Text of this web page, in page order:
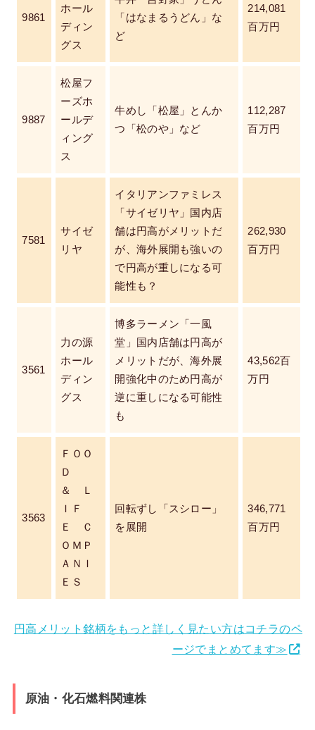
9861
ホール
ディン
グス
「はなまるうどん」な
ど
214,081
百万円
9887
松屋フ
ーズホ
ールデ
ィング
ス
牛めし「松屋」とんか
つ「松のや」など
112,287
百万円
7581
サイゼ
リヤ
イタリアンファミレス
「サイゼリヤ」国内店
舗は円高がメリットだ
が、海外展開も強いの
で円高が重しになる可
能性も？
262,930
百万円
3561
力の源
ホール
ディン
グス
博多ラーメン「一風
堂」国内店舗は円高が
メリットだが、海外展
開強化中のため円高が
逆に重しになる可能性
も
43,562百
万円
3563
ＦＯＯ
Ｄ
＆ Ｌ
ＩＦ
Ｅ Ｃ
ＯＭＰ
ＡＮＩ
ＥＳ
回転ずし「スシロー」
を展開
346,771
百万円
円高メリット銘柄をもっと詳しく見たい方はコチラのペ
ージでまとめてます≫
原油・化石燃料関連株